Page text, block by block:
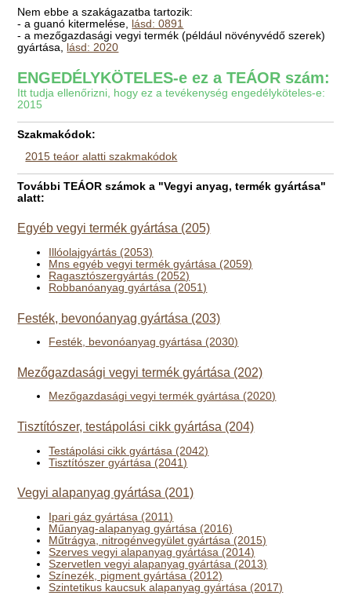
Nem ebbe a szakágazatba tartozik:
- a guanó kitermelése, lásd: 0891
- a mezőgazdasági vegyi termék (például növényvédő szerek)
gyártása, lásd: 2020
ENGEDÉLYKÖTELES-e ez a TEÁOR szám:
Itt tudja ellenőrizni, hogy ez a tevékenység engedélyköteles-e:
2015
Szakmakódok:
2015 teáor alatti szakmakódok
További TEÁOR számok a "Vegyi anyag, termék gyártása"
alatt:
Egyéb vegyi termék gyártása (205)
Illóolajgyártás (2053)
Mns egyéb vegyi termék gyártása (2059)
Ragasztószergyártás (2052)
Robbanóanyag gyártása (2051)
Festék, bevonóanyag gyártása (203)
Festék, bevonóanyag gyártása (2030)
Mezőgazdasági vegyi termék gyártása (202)
Mezőgazdasági vegyi termék gyártása (2020)
Tisztítószer, testápolási cikk gyártása (204)
Testápolási cikk gyártása (2042)
Tisztítószer gyártása (2041)
Vegyi alapanyag gyártása (201)
Ipari gáz gyártása (2011)
Műanyag-alapanyag gyártása (2016)
Műtrágya, nitrogénvegyület gyártása (2015)
Szerves vegyi alapanyag gyártása (2014)
Szervetlen vegyi alapanyag gyártása (2013)
Színezék, pigment gyártása (2012)
Szintetikus kaucsuk alapanyag gyártása (2017)